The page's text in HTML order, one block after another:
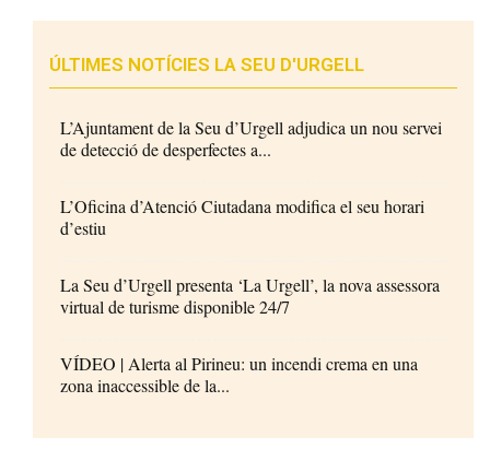
ÚLTIMES NOTÍCIES LA SEU D'URGELL
L’Ajuntament de la Seu d’Urgell adjudica un nou servei
de detecció de desperfectes a...
L’Oficina d’Atenció Ciutadana modifica el seu horari
d’estiu
La Seu d’Urgell presenta ‘La Urgell’, la nova assessora
virtual de turisme disponible 24/7
VÍDEO | Alerta al Pirineu: un incendi crema en una
zona inaccessible de la...